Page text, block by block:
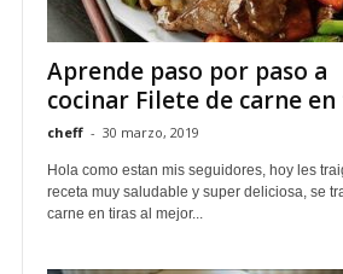
Aprende paso por paso a
cocinar Filete de carne en
cheff - 30 marzo, 2019
Hola como estan mis seguidores, hoy les
receta muy saludable y super deliciosa, se
carne en tiras al mejor...